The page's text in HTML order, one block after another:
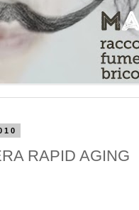
RAPID AGING